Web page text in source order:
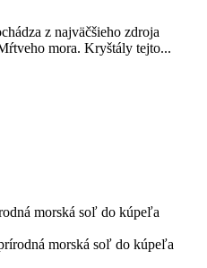
z najväčšieho zdroja
mora. Kryštály tejto...
morská soľ do kúpeľa